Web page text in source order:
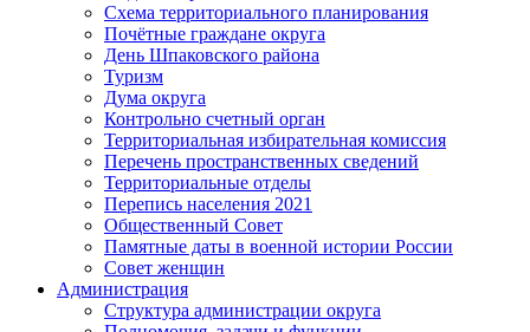
Схема территориального планирования
Почётные граждане округа
День Шпаковского района
Туризм
Дума округа
Контрольно счетный орган
Территориальная избирательная комиссия
Перечень пространственных сведений
Территориальные отделы
Перепись населения 2021
Общественный Совет
Памятные даты в военной истории России
Совет женщин
Администрация
Структура администрации округа